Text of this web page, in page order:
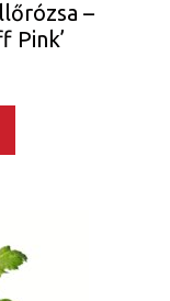
–
Pink’